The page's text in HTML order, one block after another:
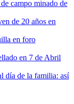
campo minado de
de 20 años en
en foro
en 7 de Abril
día de la familia: así